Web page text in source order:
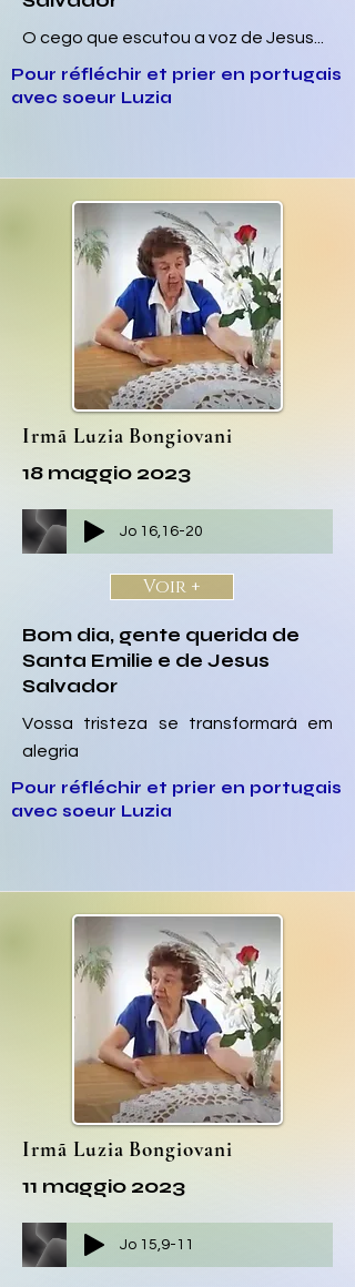
O cego que escutou a voz de Jesus...
Pour réfléchir et prier en portugais
avec soeur Luzia
Irmã Luzia Bongiovani
18 maggio 2023
Jo 16,16-20
Voir +
Bom dia, gente querida de
Santa Emilie e de Jesus
Salvador
Vossa tristeza se transformará em
alegria
Pour réfléchir et prier en portugais
avec soeur Luzia
Irmã Luzia Bongiovani
11 maggio 2023
Jo 15,9-11